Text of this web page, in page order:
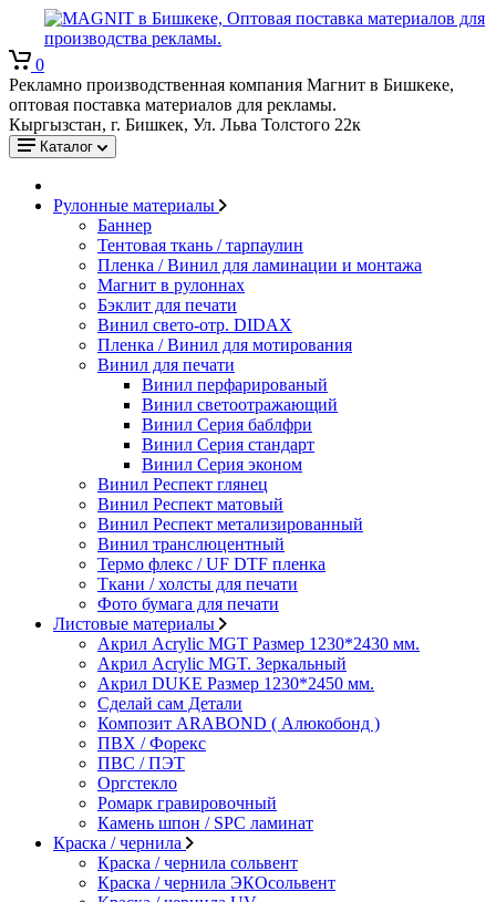
0
Рекламно производственная компания Магнит в Бишкеке,
оптовая поставка материалов для рекламы.
Кыргызстан, г. Бишкек, Ул. Льва Толстого 22к
Каталог
Рулонные материалы
Баннер
Тентовая ткань / тарпаулин
Пленка / Винил для ламинации и монтажа
Магнит в рулоннах
Бэклит для печати
Винил свето-отр. DIDAX
Пленка / Винил для мотирования
Винил для печати
Винил перфарированый
Винил светоотражающий
Винил Серия баблфри
Винил Серия стандарт
Винил Серия эконом
Винил Респект глянец
Винил Респект матовый
Винил Респект метализированный
Винил транслюцентный
Термо флекс / UF DTF пленка
Ткани / холсты для печати
Фото бумага для печати
Листовые материалы
Акрил Acrylic MGT Размер 1230*2430 мм.
Акрил Acrylic MGT. Зеркальный
Акрил DUKE Размер 1230*2450 мм.
Сделай сам Детали
Композит ARABOND ( Алюкобонд )
ПВХ / Форекс
ПВС / ПЭТ
Оргстекло
Ромарк гравировочный
Камень шпон / SPC ламинат
Краска / чернила
Краска / чернила сольвент
Краска / чернила ЭКОсольвент